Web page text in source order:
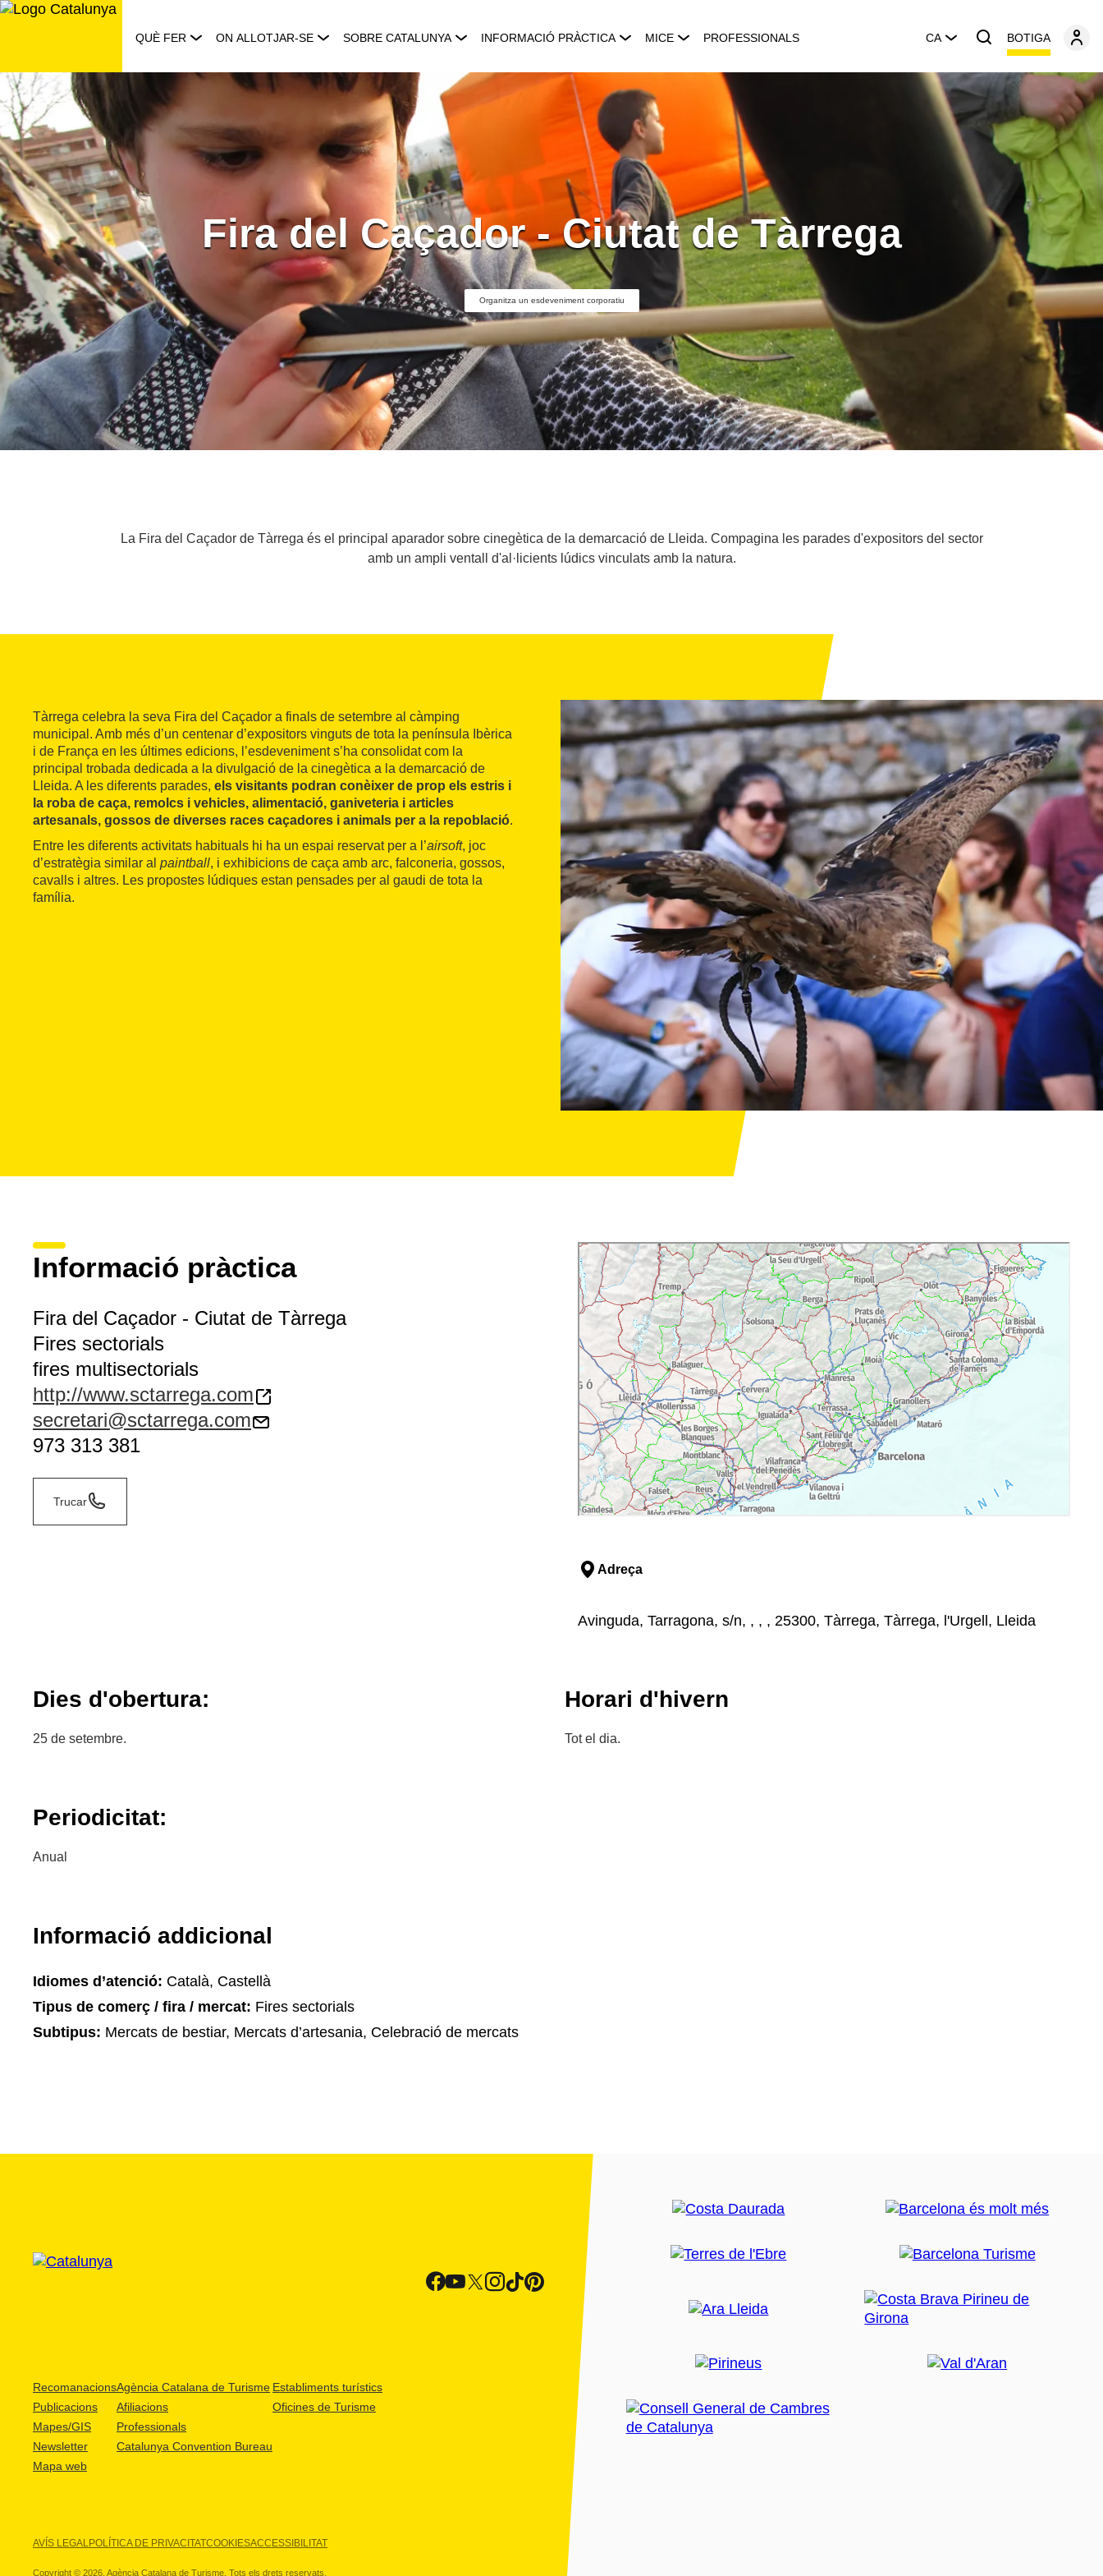
Saltar
QUÈ FER ON ALLOTJAR-SE SOBRE CATALUNYA INFORMACIÓ PRÀCTICA MICE PROFESSIONALS CA BOTIGA
Fira del Caçador - Ciutat de Tàrrega
Organitza un esdeveniment corporatiu
La Fira del Caçador de Tàrrega és el principal aparador sobre cinegètica de la demarcació de Lleida. Compagina les parades d'expositors del sector
amb un ampli ventall d'al·licients lúdics vinculats amb la natura.
Tàrrega celebra la seva Fira del Caçador a finals de setembre al càmping
municipal. Amb més d’un centenar d’expositors vinguts de tota la península Ibèrica
i de França en les últimes edicions, l’esdeveniment s’ha consolidat com la
principal trobada dedicada a la divulgació de la cinegètica a la demarcació de
Lleida. A les diferents parades, els visitants podran conèixer de prop els estris i
la roba de caça, remolcs i vehicles, alimentació, ganiveteria i articles
artesanals, gossos de diverses races caçadores i animals per a la repoblació.
Entre les diferents activitats habituals hi ha un espai reservat per a l’airsoft, joc
d’estratègia similar al paintball, i exhibicions de caça amb arc, falconeria, gossos,
cavalls i altres. Les propostes lúdiques estan pensades per al gaudi de tota la
família.
Informació pràctica
Fira del Caçador - Ciutat de Tàrrega
Fires sectorials
fires multisectorials
http://www.sctarrega.com
secretari@sctarrega.com
973 313 381
Trucar
Adreça
Avinguda, Tarragona, s/n, , , , 25300, Tàrrega, Tàrrega, l'Urgell, Lleida
Dies d'obertura:
25 de setembre.
Horari d'hivern
Tot el dia.
Periodicitat:
Anual
Informació addicional
Idiomes d’atenció: Català, Castellà
Tipus de comerç / fira / mercat: Fires sectorials
Subtipus: Mercats de bestiar, Mercats d’artesania, Celebració de mercats
Recomanacions
Publicacions
Mapes/GIS
Newsletter
Mapa web
Agència Catalana de Turisme
Afiliacions
Professionals
Catalunya Convention Bureau
Establiments turístics
Oficines de Turisme
AVÍS LEGALPOLÍTICA DE PRIVACITATCOOKIESACCESSIBILITAT
Copyright © 2026. Agència Catalana de Turisme. Tots els drets reservats.